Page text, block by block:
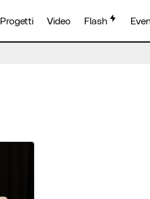
Progetti Video Flash